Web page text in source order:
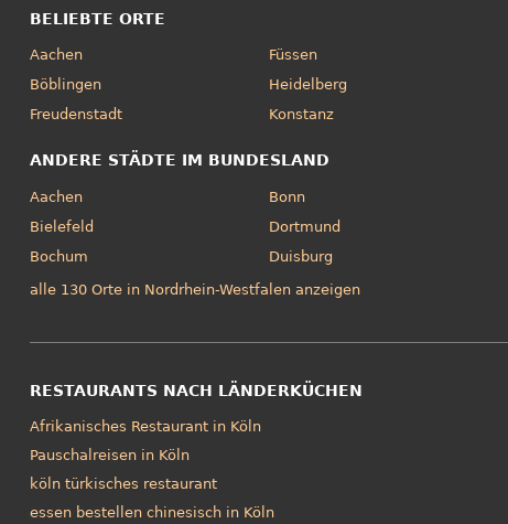
BELIEBTE ORTE
Aachen
Böblingen
Freudenstadt
Füssen
Heidelberg
Konstanz
ANDERE STÄDTE IM BUNDESLAND
Aachen
Bielefeld
Bochum
Bonn
Dortmund
Duisburg
alle 130 Orte in Nordrhein-Westfalen anzeigen
RESTAURANTS NACH LÄNDERKÜCHEN
Afrikanisches Restaurant in Köln
Pauschalreisen in Köln
köln türkisches restaurant
essen bestellen chinesisch in Köln